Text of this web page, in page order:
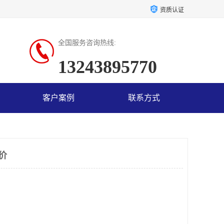
资质认证
全国服务咨询热线:
13243895770
客户案例 联系方式